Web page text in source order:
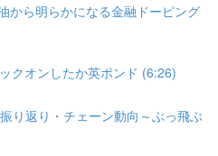
から明らかになる金融ドーピング
クオンしたか英ポンド (6:26)
り返り・チェーン動向～ぶっ飛ぶ